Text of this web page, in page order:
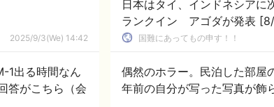
2025/9/3(We) 14:42
1出る時間なん
答がこちら（会
日本はタイ、インドネシアに
ランクイン アゴダが発表
国難にあってもの申す！！
偶然のホラー。民泊した部屋
年前の自分が写った写真が飾